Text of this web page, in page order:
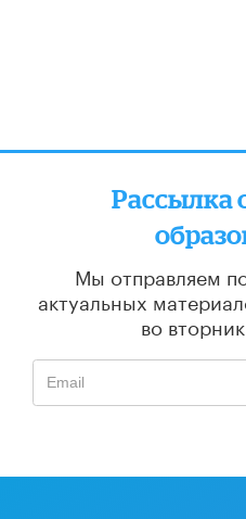
Рассылка
Мы отправляем
актуальных
во